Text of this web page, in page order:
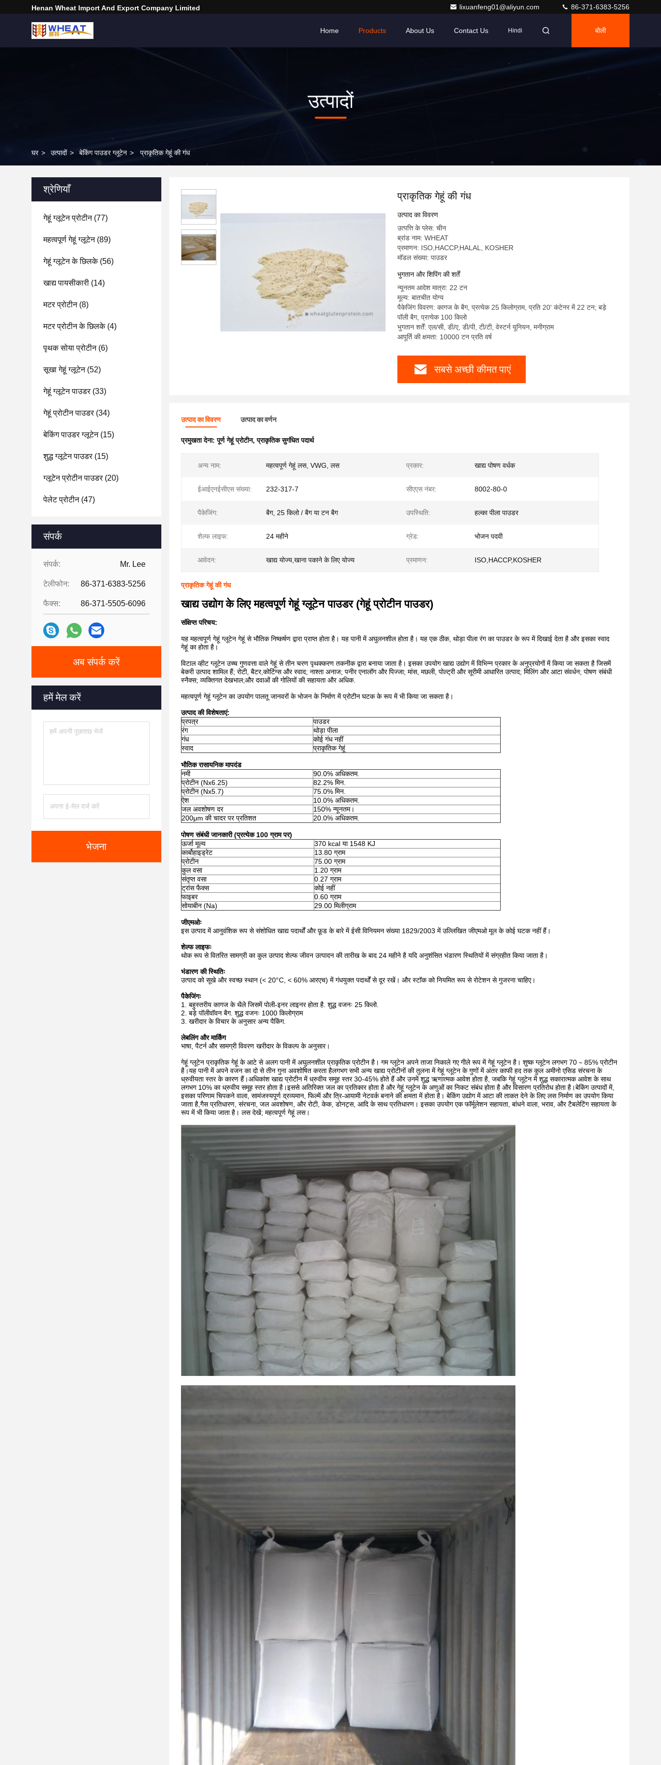
Henan Wheat Import And Export Company Limited lixuanfeng01@aliyun.com 86-371-6383-5256
Home Products About Us Contact Us Hindi बोली
उत्पादों
घर > उत्पादों > बेकिंग पाउडर ग्लूटेन > प्राकृतिक गेहूं की गंध
श्रेणियाँ
गेहूं ग्लूटेन प्रोटीन(77)
महत्वपूर्ण गेहूं ग्लूटेन(89)
गेहूं ग्लूटेन के छिलके(56)
खाद्य पायसीकारी (14)
मटर प्रोटीन(8)
मटर प्रोटीन के छिलके(4)
पृथक सोया प्रोटीन(6)
सूखा गेहूं ग्लूटेन(52)
गेहूं ग्लूटेन पाउडर(33)
गेहूं प्रोटीन पाउडर(34)
बेकिंग पाउडर ग्लूटेन(15)
शुद्ध ग्लूटेन पाउडर(15)
ग्लूटेन प्रोटीन पाउडर(20)
पेलेट प्रोटीन(47)
संपर्क
संपर्क: Mr. Lee
टेलीफोन: 86-371-6383-5256
फैक्स: 86-371-5505-6096
अब संपर्क करें
हमें मेल करें
भेजना
प्राकृतिक गेहूं की गंध
उत्पाद का विवरण
उत्पत्ति के प्लेस: चीन
ब्रांड नाम: WHEAT
प्रमाणन: ISO,HACCP,HALAL, KOSHER
मॉडल संख्या: पाउडर
भुगतान और शिपिंग की शर्तें
न्यूनतम आदेश मात्रा: 22 टन
मूल्य: बातचीत योग्य
पैकेजिंग विवरण: कागज के बैग, प्रत्येक 25 किलोग्राम, प्रति 20' कंटेनर में 22 टन; बड़े
पॉली बैग, प्रत्येक 100 किलो
भुगतान शर्तें: एल/सी, डी/ए, डी/पी, टी/टी, वेस्टर्न यूनियन, मनीग्राम
आपूर्ति की क्षमता: 10000 टन प्रति वर्ष
सबसे अच्छी कीमत पाएं
उत्पाद का विवरण उत्पाद का वर्णन
प्रमुखता देना:पूर्ण गेहूं प्रोटीन,प्राकृतिक सुगंधित पदार्थ
अन्य नाम: महत्वपूर्ण गेहूं लस, VWG, लस प्रकार: खाद्य पोषण वर्धक
ईआईएनईसीएस संख्या: 232-317-7 सीएएस नंबर: 8002-80-0
पैकेजिंग: बैग, 25 किलो / बैग या टन बैग उपस्थिति: हल्का पीला पाउडर
शेल्फ लाइफ: 24 महीने ग्रेड: भोजन पदवी
आवेदन: खाद्य योज्य,खाना पकाने के लिए योज्य प्रमाणन: ISO,HACCP,KOSHER
प्राकृतिक गेहूं की गंध
खाद्य उद्योग के लिए महत्वपूर्ण गेहूं ग्लूटेन पाउडर (गेहूं प्रोटीन पाउडर)
संक्षिप्त परिचय:
यह महत्वपूर्ण गेहूं ग्लूटेन गेहूं से भौतिक निष्कर्षण द्वारा प्राप्त होता है। यह पानी में अघुलनशील होता है। यह एक ठीक, थोड़ा पीला रंग का पाउडर के रूप में दिखाई देता है और इसका स्वाद
गेहूं का होता है।
विटाल व्हीट ग्लूटेन उच्च गुणवत्ता वाले गेहूं से तीन चरण पृथक्करण तकनीक द्वारा बनाया जाता है। इसका उपयोग खाद्य उद्योग में विभिन्न प्रकार के अनुप्रयोगों में किया जा सकता है जिसमें
बेकरी उत्पाद शामिल हैं; रोटी, बैटर,कोटिंग्स और स्वाद; नाश्ता अनाज; पनीर एनालॉग और पिज्जा; मांस, मछली, पोल्ट्री और सूरीमी आधारित उत्पाद; मिलिंग और आटा संवर्धन; पोषण संबंधी
स्नैक्स; व्यक्तिगत देखभाल;और दवाओं की गोलियों की सहायता और अधिक.
महत्वपूर्ण गेहूं ग्लूटेन का उपयोग पालतू जानवरों के भोजन के निर्माण में प्रोटीन घटक के रूप में भी किया जा सकता है।
उत्पाद की विशेषताएं:
प्रपत्र
पाउडर
रंग
थोड़ा पीला
गंध
कोई गंध नहीं
स्वाद
प्राकृतिक गेहूं
भौतिक रासायनिक मापदंड
नमी
90.0% अधिकतम.
प्रोटीन (Nx6.25)
82.2% मिन.
प्रोटीन (Nx5.7)
75.0% मिन.
ऐश
10.0% अधिकतम.
जल अवशोषण दर
150% न्यूनतम।
200μm की चादर पर प्रतिशत
20.0% अधिकतम.
पोषण संबंधी जानकारी (प्रत्येक 100 ग्राम पर)
ऊर्जा मूल्य
370 kcal या 1548 KJ
कार्बोहाइड्रेट
13.80 ग्राम
प्रोटीन
75.00 ग्राम
कुल वसा
1.20 ग्राम
संतृप्त वसा
0.27 ग्राम
ट्रांस फैक्स
कोई नहीं
फाइबर
0.60 ग्राम
सोयाबीन (Na)
29.00 मिलीग्राम
जीएमओः
इस उत्पाद में आनुवंशिक रूप से संशोधित खाद्य पदार्थों और फ़ूड के बारे में ईसी विनियमन संख्या 1829/2003 में उल्लिखित जीएमओ मूल के कोई घटक नहीं हैं।
शेल्फ लाइफः
थोक रूप से वितरित सामग्री का कुल उत्पाद शेल्फ जीवन उत्पादन की तारीख के बाद 24 महीने है यदि अनुशंसित भंडारण स्थितियों में संग्रहीत किया जाता है।
भंडारण की स्थितिः
उत्पाद को सूखे और स्वच्छ स्थान (< 20°C, < 60% आरएच) में गंधयुक्त पदार्थों से दूर रखें। और स्टॉक को नियमित रूप से रोटेशन से गुजरना चाहिए।
पैकेजिंगः
1. बहुस्तरीय कागज के थैले जिसमें पोली-इनर लाइनर होता है. शुद्ध वजनः 25 किलो.
2. बड़े पॉलीवॉवन बैग. शुद्ध वजनः 1000 किलोग्राम
3. खरीदार के विचार के अनुसार अन्य पैकिंग.
लेबलिंग और मार्किंग
भाषा, पैटर्न और सामग्री विवरण खरीदार के विकल्प के अनुसार।
गेहूं ग्लूटेन प्राकृतिक गेहूं के आटे से अलग पानी में अघुलनशील प्राकृतिक प्रोटीन है। गम ग्लूटेन अपने ताजा निकाले गए गीले रूप में गेहूं ग्लूटेन है। शुष्क ग्लूटेन लगभग 70 ∼ 85% प्रोटीन
है।यह पानी में अपने वजन का दो से तीन गुना अवशोषित करता हैलगभग सभी अन्य खाद्य प्रोटीनों की तुलना में गेहूं ग्लूटेन के गुणों में अंतर काफी हद तक कुल अमीनो एसिड संरचना के
ध्रुवीयता स्तर के कारण हैं।अधिकांश खाद्य प्रोटीन में ध्रुवीय समूह स्तर 30-45% होते हैं और उनमें शुद्ध ऋणात्मक आवेश होता है, जबकि गेहूं ग्लूटेन में शुद्ध सकारात्मक आवेश के साथ
लगभग 10% का ध्रुवीय समूह स्तर होता है।इससे अतिरिक्त जल का प्रतिकार होता है और गेहूं ग्लूटेन के अणुओं का निकट संबंध होता है और विसारण प्रतिरोध होता है।बेकिंग उत्पादों में,
इसका परिणाम चिपकने वाला, सामंजस्यपूर्ण द्रव्यमान, फिल्में और त्रि-आयामी नेटवर्क बनाने की क्षमता में होता है। बेकिंग उद्योग में आटा की ताकत देने के लिए लस निर्माण का उपयोग किया
जाता है,गैस प्रतिधारण, संरचना, जल अवशोषण, और रोटी, केक, डोनट्स, आदि के साथ प्रतिधारण। इसका उपयोग एक फॉर्मूलेशन सहायता, बांधने वाला, भराव, और टैबलेटिंग सहायता के
रूप में भी किया जाता है। लस देखें; महत्वपूर्ण गेहूं लस।